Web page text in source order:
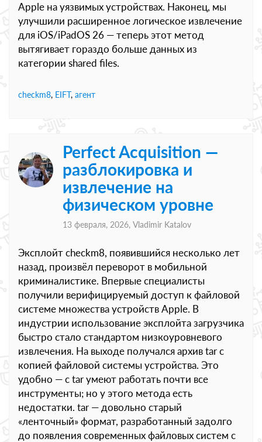
Apple на уязвимых устройствах. Наконец, мы
улучшили расширенное логическое извлечение
для iOS/iPadOS 26 — теперь этот метод
вытягивает гораздо больше данных из
категории shared files.
checkm8, EIFT, агент
Perfect Acquisition —
разблокировка и
извлечение на
физическом уровне
13 февраля, 2026, Vladimir Katalov
Эксплойт checkm8, появившийся несколько лет
назад, произвёл переворот в мобильной
криминалистике. Впервые специалисты
получили верифицируемый доступ к файловой
системе множества устройств Apple. В
индустрии использование эксплойта загрузчика
быстро стало стандартом низкоуровневого
извлечения. На выходе получался архив tar с
копией файловой системы устройства. Это
удобно — с tar умеют работать почти все
инструменты; но у этого метода есть
недостатки. tar — довольно старый
«ленточный» формат, разработанный задолго
до появления современных файловых систем с